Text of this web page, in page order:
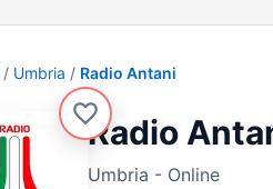
Umbria Radio Antani
Radio
Umbria - Online